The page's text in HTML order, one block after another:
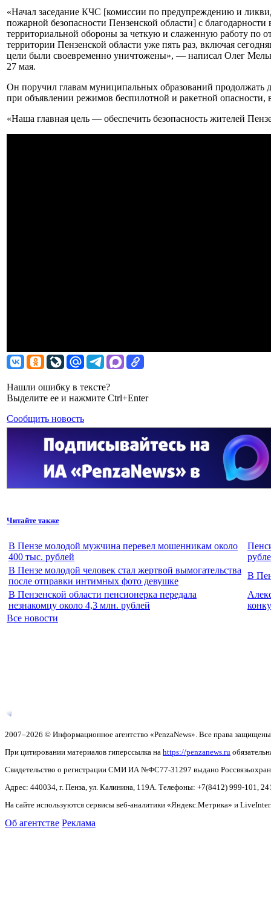
«Начал заседание КЧС [комиссии по предупреждению и
пожарной безопасности Пензенской области] с
территориальной обороны за четкую и слаженную работу по
территории Пензенской области уже пять раз, включая
цели были своевременно уничтожены», — написал Олег
27 мая.
Он поручил главам муниципальных образований продолжать
при объявлении режимов беспилотной и ракетной
«Наша главная цель — обеспечить безопасность жителей
Нашли ошибку в тексте?
Выделите ее и нажмите Ctrl+Enter
Сообщить новость
Читайте также
В Пензе молодой мужчина перевел мошенникам около
400 тыс. рублей
В Пензе молодой человек стал жертвой вымогательства
после отправки интимных фото девушке
В
В Пензенской области пенсионерка передала
незнакомцу около 4,3 млн. рублей
Все новости
2007–2026 © Информационное агентство «PenzaNews». Все права
При цитировании материалов гиперссылка на https://penzanews.ru
Свидетельство о регистрации СМИ ИА №ФС77-31297 выдано
Адрес: 440034, г. Пенза, ул. Калинина, 119А. Телефоны: +7(8412) 999-101,
На сайте используются сервисы веб-аналитики «Яндекс.Метрика» и
Об агентстве Реклама